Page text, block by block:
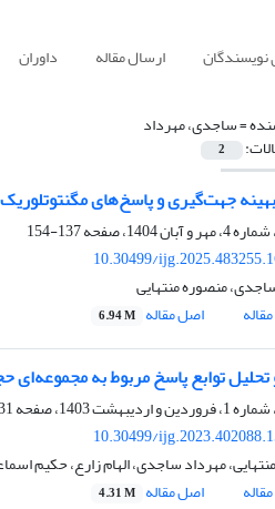
نویسندگان ارسال مقاله داوران
=ساجدی، مهرداد
2
جهت‌گیری و پاسخ‌های
137-154
10.30499/
منصوره منتهایی
اصل مقاله 6.94 M
تحلیل توابع پاسخ مربوط به مجموعه‌ای
52
10.30499/
مهرداد ساجدی، الهام زارع، حکیم
اصل مقاله 4.31 M